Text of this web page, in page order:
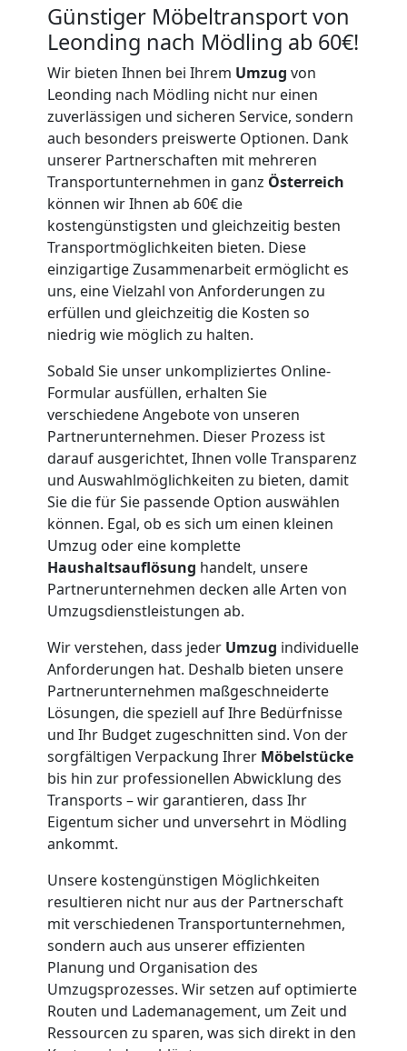
Günstiger Möbeltransport von
Leonding nach Mödling ab 60€!
Wir bieten Ihnen bei Ihrem Umzug von
Leonding nach Mödling nicht nur einen
zuverlässigen und sicheren Service, sondern
auch besonders preiswerte Optionen. Dank
unserer Partnerschaften mit mehreren
Transportunternehmen in ganz Österreich
können wir Ihnen ab 60€ die
kostengünstigsten und gleichzeitig besten
Transportmöglichkeiten bieten. Diese
einzigartige Zusammenarbeit ermöglicht es
uns, eine Vielzahl von Anforderungen zu
erfüllen und gleichzeitig die Kosten so
niedrig wie möglich zu halten.
Sobald Sie unser unkompliziertes Online-
Formular ausfüllen, erhalten Sie
verschiedene Angebote von unseren
Partnerunternehmen. Dieser Prozess ist
darauf ausgerichtet, Ihnen volle Transparenz
und Auswahlmöglichkeiten zu bieten, damit
Sie die für Sie passende Option auswählen
können. Egal, ob es sich um einen kleinen
Umzug oder eine komplette
Haushaltsauflösung handelt, unsere
Partnerunternehmen decken alle Arten von
Umzugsdienstleistungen ab.
Wir verstehen, dass jeder Umzug individuelle
Anforderungen hat. Deshalb bieten unsere
Partnerunternehmen maßgeschneiderte
Lösungen, die speziell auf Ihre Bedürfnisse
und Ihr Budget zugeschnitten sind. Von der
sorgfältigen Verpackung Ihrer Möbelstücke
bis hin zur professionellen Abwicklung des
Transports – wir garantieren, dass Ihr
Eigentum sicher und unversehrt in Mödling
ankommt.
Unsere kostengünstigen Möglichkeiten
resultieren nicht nur aus der Partnerschaft
mit verschiedenen Transportunternehmen,
sondern auch aus unserer effizienten
Planung und Organisation des
Umzugsprozesses. Wir setzen auf optimierte
Routen und Lademanagement, um Zeit und
Ressourcen zu sparen, was sich direkt in den
Mann
LKW
Möbellift
Leonding
Übersiedlung
Leonding
Klaviertransport
Leonding
Privatumzug
Leonding
Tresortransport
Leonding
Umzug
für
Senioren
Leonding